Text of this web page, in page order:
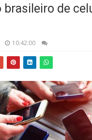
brasileiro de
10:42:00